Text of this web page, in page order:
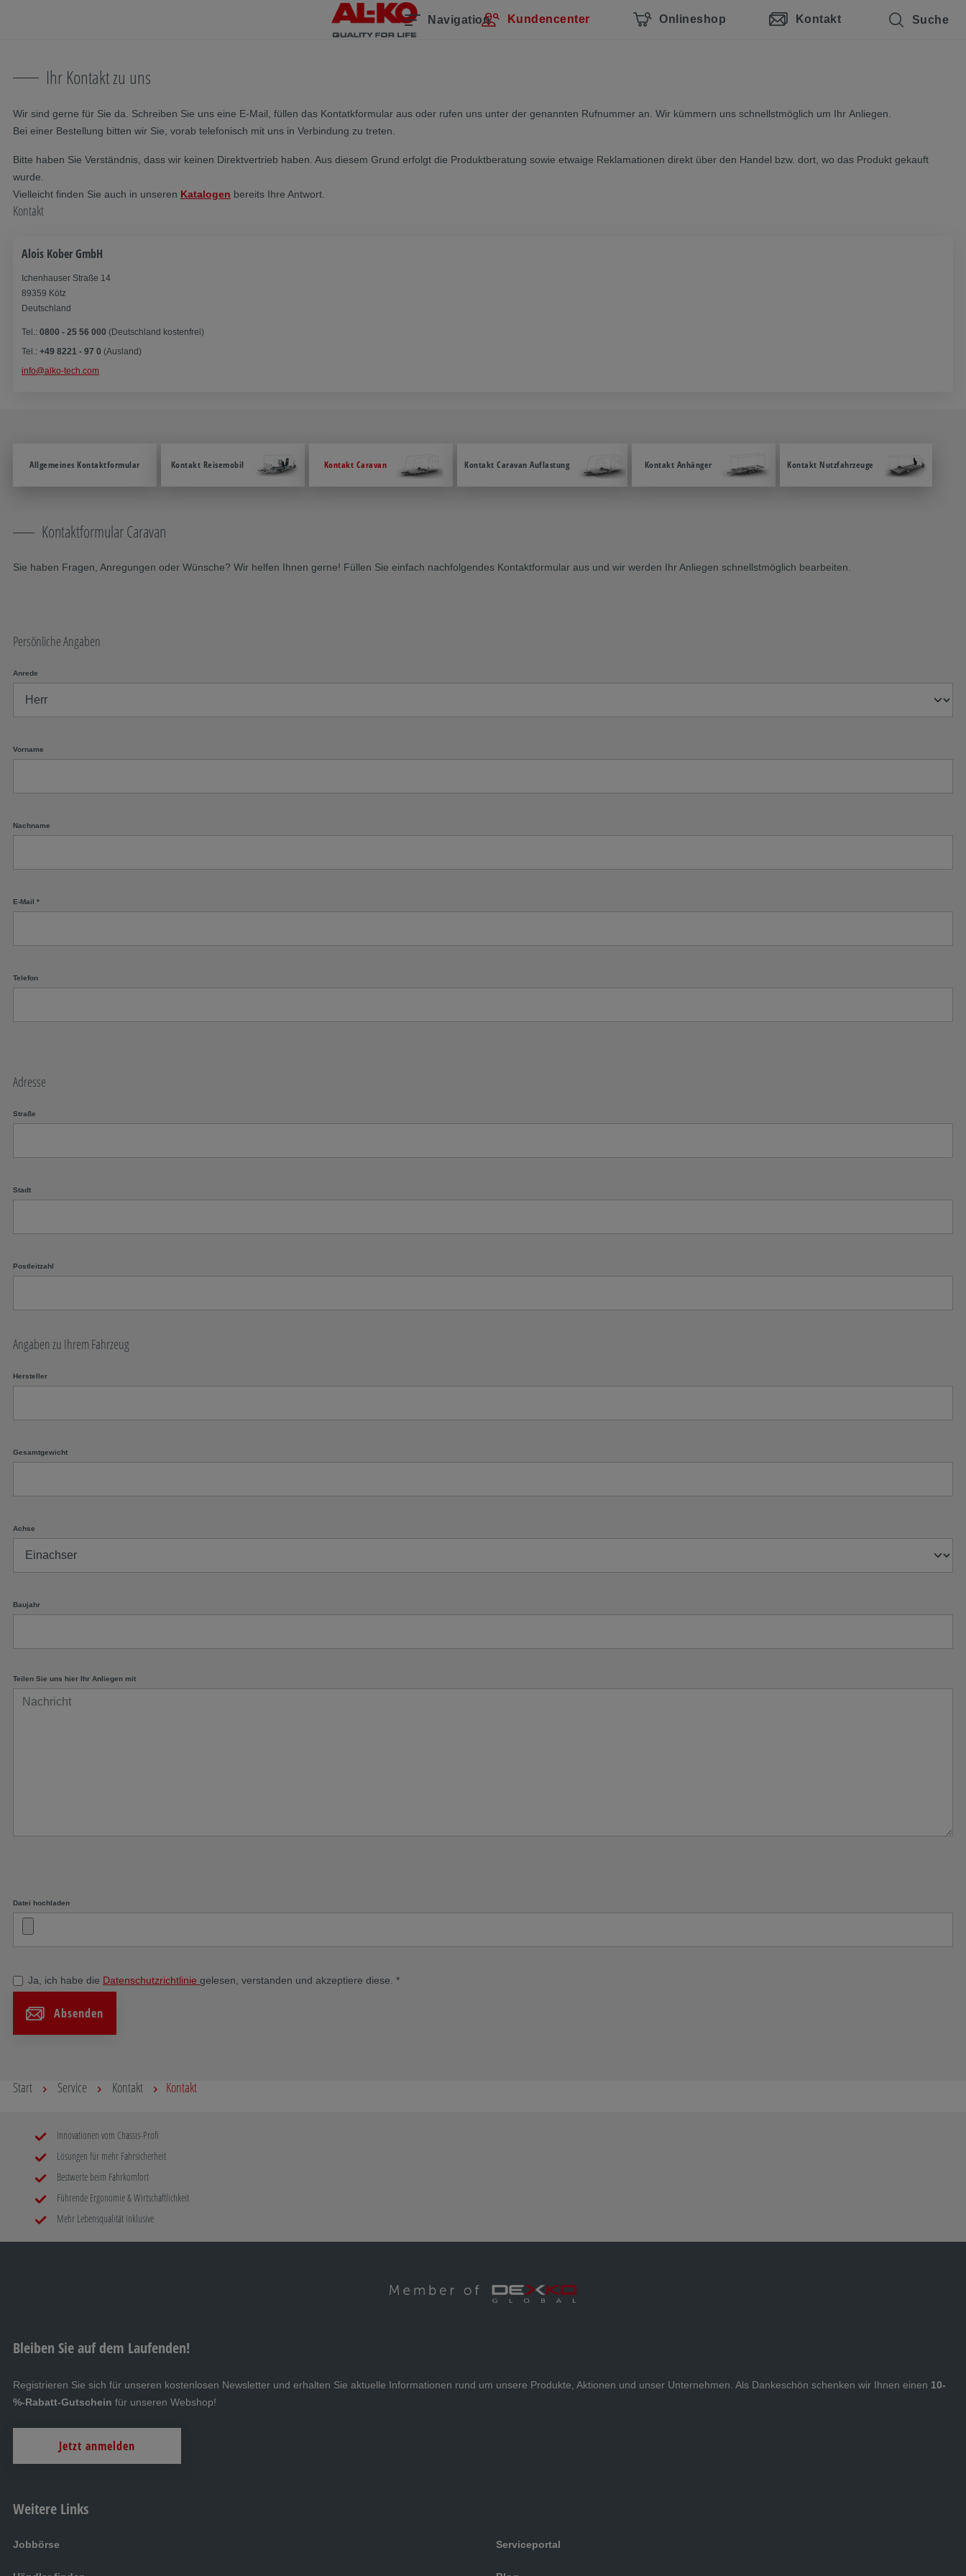
Navigation Kundencenter Onlineshop Kontakt Suche
Ihr Kontakt zu uns
Wir sind gerne für Sie da. Schreiben Sie uns eine E-Mail, füllen das Kontatkformular aus oder rufen uns unter der genannten Rufnummer an. Wir kümmern uns schnellstmöglich um Ihr Anliegen.
Bei einer Bestellung bitten wir Sie, vorab telefonisch mit uns in Verbindung zu treten.
Bitte haben Sie Verständnis, dass wir keinen Direktvertrieb haben. Aus diesem Grund erfolgt die Produktberatung sowie etwaige Reklamationen direkt über den Handel bzw. dort, wo das Produkt gekauft
wurde.
Vielleicht finden Sie auch in unseren Katalogen bereits Ihre Antwort.
Kontakt
Alois Kober GmbH
Ichenhauser Straße 14
89359 Kötz
Deutschland
Tel.: 0800 - 25 56 000 (Deutschland kostenfrei)
Tel.: +49 8221 - 97 0 (Ausland)
info@alko-tech.com
Allgemeines Kontaktformular Kontakt Reisemobil Kontakt Caravan Kontakt Caravan Auflastung Kontakt Anhänger Kontakt Nutzfahrzeuge
Kontaktformular Caravan
Sie haben Fragen, Anregungen oder Wünsche? Wir helfen Ihnen gerne! Füllen Sie einfach nachfolgendes Kontaktformular aus und wir werden Ihr Anliegen schnellstmöglich bearbeiten.
Persönliche Angaben
Anrede
Vorname
Nachname
E-Mail *
Telefon
Adresse
Straße
Stadt
Postleitzahl
Angaben zu Ihrem Fahrzeug
Hersteller
Gesamtgewicht
Achse
Baujahr
Teilen Sie uns hier Ihr Anliegen mit
Datei hochladen
Ja, ich habe die Datenschutzrichtlinie gelesen, verstanden und akzeptiere diese. *
Absenden
Start Service Kontakt Kontakt
Innovationen vom Chassis-Profi
Lösungen für mehr Fahrsicherheit
Bestwerte beim Fahrkomfort
Führende Ergonomie & Wirtschaftlichkeit
Mehr Lebensqualität inklusive
Weitere Links
Jobbörse Serviceportal
Bleiben Sie auf dem Laufenden!
Registrieren Sie sich für unseren kostenlosen Newsletter und erhalten Sie aktuelle Informationen rund um unsere Produkte, Aktionen und unser Unternehmen. Als Dankeschön schenken wir Ihnen einen 10-
%-Rabatt-Gutschein für unseren Webshop!
Jetzt anmelden